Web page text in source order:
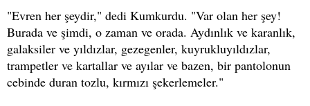
"Evren her şeydir," dedi Kumkurdu. "Var olan her şey!
Burada ve şimdi, o zaman ve orada. Aydınlık ve karanlık,
galaksiler ve yıldızlar, gezegenler, kuyrukluyıldızlar,
trampetler ve kartallar ve ayılar ve bazen, bir pantolonun
cebinde duran tozlu, kırmızı şekerlemeler."